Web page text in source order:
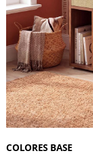
COLORES BASE